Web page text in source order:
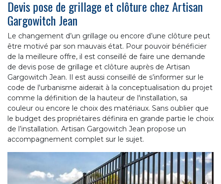
Devis pose de grillage et clôture chez Artisan
Gargowitch Jean
Le changement d’un grillage ou encore d’une clôture peut
être motivé par son mauvais état. Pour pouvoir bénéficier
de la meilleure offre, il est conseillé de faire une demande
de devis pose de grillage et clôture auprès de Artisan
Gargowitch Jean. Il est aussi conseillé de s’informer sur le
code de l'urbanisme aiderait à la conceptualisation du projet
comme la définition de la hauteur de l'installation, sa
couleur ou encore le choix des matériaux. Sans oublier que
le budget des propriétaires définira en grande partie le choix
de l’installation. Artisan Gargowitch Jean propose un
accompagnement complet sur le sujet.